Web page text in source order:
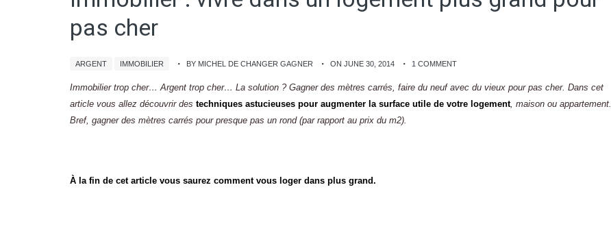
pas cher
ARGENT IMMOBILIER BY MICHEL DE CHANGER GAGNER ON JUNE 30, 2014 1 COMMENT
Immobilier trop cher… Argent trop cher… La solution ? Gagner des mètres carrés, faire du neuf avec du vieux pour pas cher. Dans cet
article vous allez découvrir des techniques astucieuses pour augmenter la surface utile de votre logement, maison ou appartement.
Bref, gagner des mètres carrés pour presque pas un rond (par rapport au prix du m2).
À la fin de cet article vous saurez comment vous loger dans plus grand.